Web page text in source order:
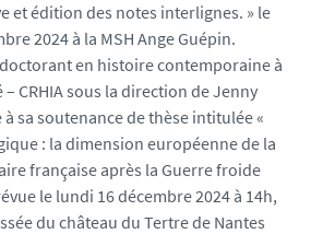
et édition des notes interlignes. » le
2024 à la MSH Ange Guépin.
doctorant en histoire contemporaine à
CRHIA sous la direction de Jenny
sa soutenance de thèse intitulée «
: la dimension européenne de la
française après la Guerre froide
le lundi 16 décembre 2024 à 14h,
du château du Tertre de Nantes